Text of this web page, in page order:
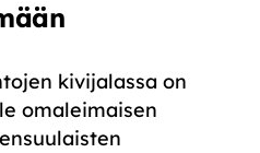
kivijalassa on
omaleimaisen